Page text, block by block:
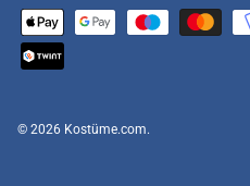
© 2026 Kostüme.com.